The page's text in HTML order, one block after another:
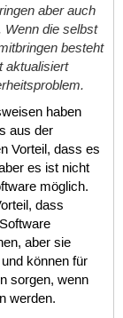
aber auch
Wenn die selbst
besteht
aktualisiert
haben
aus der
Vorteil, dass es
es ist nicht
möglich.
dass
aber sie
können für
sorgen, wenn
werden.